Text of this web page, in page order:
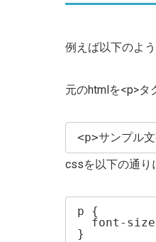
例えば以下のよ
元のhtmlを<p>タ
<p>サンプル
cssを以下の通り
p {
font-size
}